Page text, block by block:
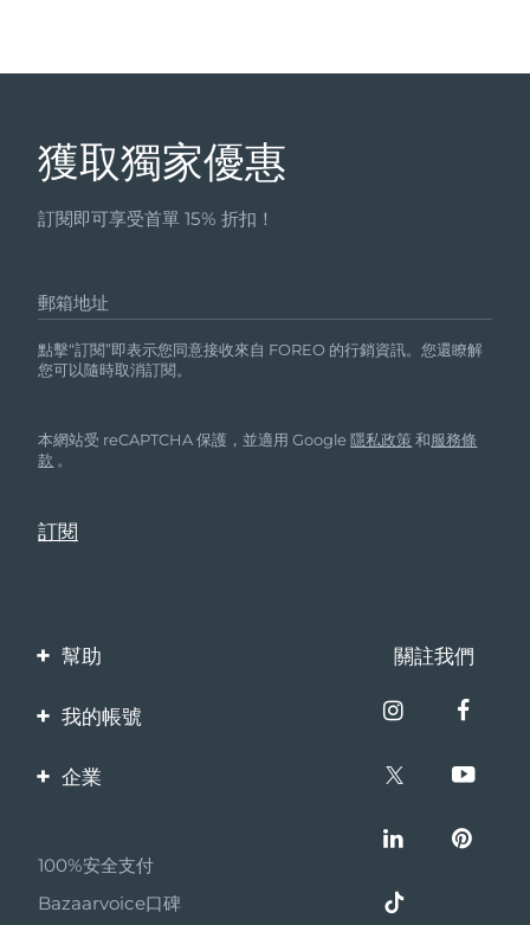
獲取獨家優惠
訂閱即可享受首單 15% 折扣！
郵箱地址
點擊“訂閱”即表示您同意接收來自 FOREO 的行銷資訊。您還瞭解
您可以隨時取消訂閱。
本網站受 reCAPTCHA 保護，並適用 Google隱私政策 和服務條
款 。
幫助
聯繫我們
保修與退換貨
關註我們
我的帳號
產品註冊
企業
夥伴計畫
聯盟新聞
100%安全支付
Bazaarvoice口碑